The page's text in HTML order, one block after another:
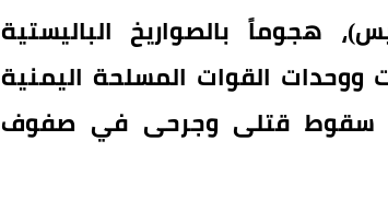
هجوماً بالصواريخ الباليستية
القوات المسلحة اليمنية
سقوط قتلى وجرحى في صفوف